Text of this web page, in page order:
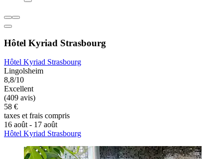
Hôtel Kyriad Strasbourg
Hôtel Kyriad Strasbourg
Lingolsheim
8,8/10
Excellent
(409 avis)
58 €
taxes et frais compris
16 août - 17 août
Hôtel Kyriad Strasbourg